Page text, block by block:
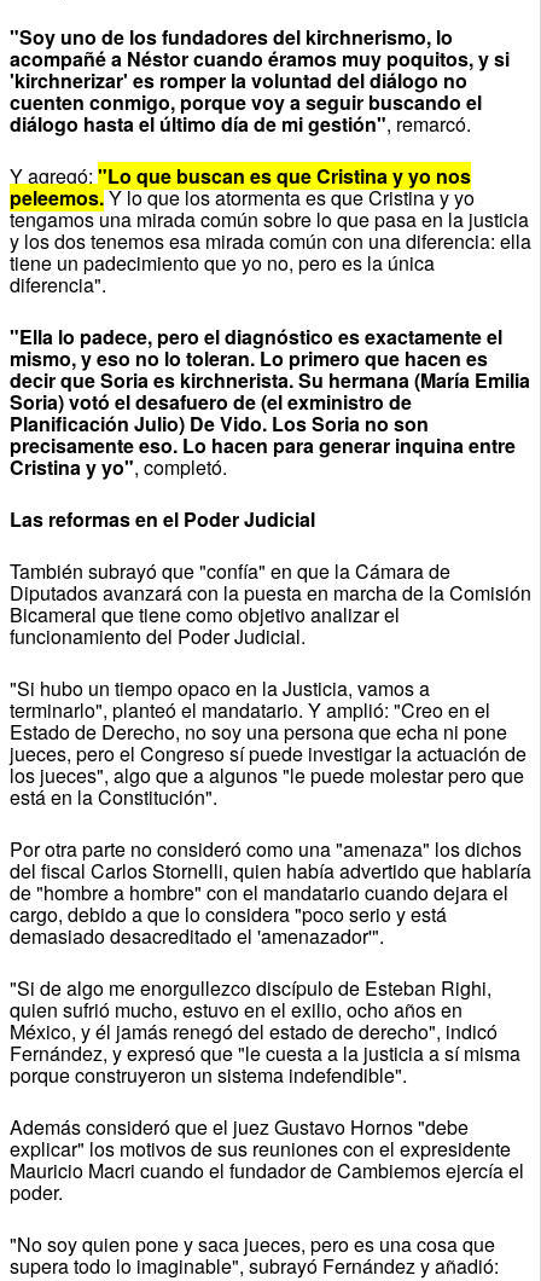
"Soy uno de los fundadores del kirchnerismo, lo
acompañé a Néstor cuando éramos muy poquitos, y si
'kirchnerizar' es romper la voluntad del diálogo no
cuenten conmigo, porque voy a seguir buscando el
diálogo hasta el último día de mi gestión", remarcó.
Y agregó: "Lo que buscan es que Cristina y yo nos
peleemos.Y lo que los atormenta es que Cristina y yo
tengamos una mirada común sobre lo que pasa en la justicia
y los dos tenemos esa mirada común con una diferencia: ella
tiene un padecimiento que yo no, pero es la única
diferencia".
"Ella lo padece, pero el diagnóstico es exactamente el
mismo, y eso no lo toleran. Lo primero que hacen es
decir que Soria es kirchnerista. Su hermana (María Emilia
Soria) votó el desafuero de (el exministro de
Planificación Julio) De Vido. Los Soria no son
precisamente eso. Lo hacen para generar inquina entre
Cristina y yo", completó.
Las reformas en el Poder Judicial
También subrayó que "confía" en que la Cámara de
Diputados avanzará con la puesta en marcha de la Comisión
Bicameral que tiene como objetivo analizar el
funcionamiento del Poder Judicial.
"Si hubo un tiempo opaco en la Justicia, vamos a
terminarlo", planteó el mandatario. Y amplió: "Creo en el
Estado de Derecho, no soy una persona que echa ni pone
jueces, pero el Congreso sí puede investigar la actuación de
los jueces", algo que a algunos "le puede molestar pero que
está en la Constitución".
Por otra parte no consideró como una "amenaza" los dichos
del fiscal Carlos Stornelli, quien había advertido que hablaría
de "hombre a hombre" con el mandatario cuando dejara el
cargo, debido a que lo considera "poco serio y está
demasiado desacreditado el 'amenazador'".
"Si de algo me enorgullezco discípulo de Esteban Righi,
quien sufrió mucho, estuvo en el exilio, ocho años en
México, y él jamás renegó del estado de derecho", indicó
Fernández, y expresó que "le cuesta a la justicia a sí misma
porque construyeron un sistema indefendible".
Además consideró que el juez Gustavo Hornos "debe
explicar" los motivos de sus reuniones con el expresidente
Mauricio Macri cuando el fundador de Cambiemos ejercía el
poder.
"No soy quien pone y saca jueces, pero es una cosa que
supera todo lo imaginable", subrayó Fernández y añadió: